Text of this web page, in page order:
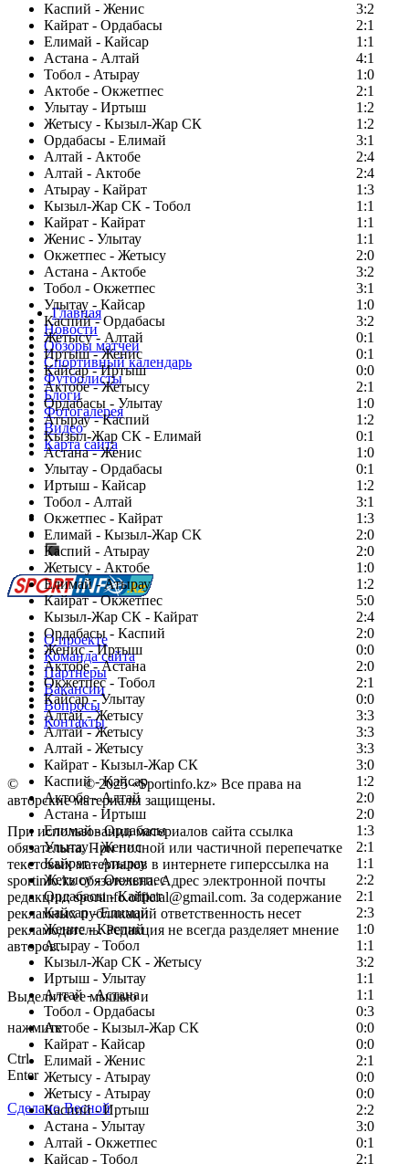
Каспий - Женис
3:2
Кайрат - Ордабасы
2:1
Елимай - Кайсар
1:1
Астана - Алтай
4:1
Тобол - Атырау
1:0
Актобе - Окжетпес
2:1
Улытау - Иртыш
1:2
Жетысу - Кызыл-Жар СК
1:2
Ордабасы - Елимай
3:1
Алтай - Актобе
2:4
Алтай - Актобе
2:4
Атырау - Кайрат
1:3
Кызыл-Жар СК - Тобол
1:1
Кайрат - Кайрат
1:1
Женис - Улытау
1:1
Окжетпес - Жетысу
2:0
Астана - Актобе
3:2
Тобол - Окжетпес
3:1
Улытау - Кайсар
1:0
Каспий - Ордабасы
3:2
Жетысу - Алтай
0:1
Иртыш - Женис
0:1
Кайсар - Иртыш
0:0
Актобе - Жетысу
2:1
Ордабасы - Улытау
1:0
Атырау - Каспий
1:2
Кызыл-Жар СК - Елимай
0:1
Астана - Женис
1:0
Улытау - Ордабасы
0:1
Иртыш - Кайсар
1:2
Тобол - Алтай
3:1
Окжетпес - Кайрат
1:3
Елимай - Кызыл-Жар СК
2:0
Каспий - Атырау
2:0
Жетысу - Актобе
1:0
Елимай - Атырау
1:2
Кайрат - Окжетпес
5:0
Кызыл-Жар СК - Кайрат
2:4
Ордабасы - Каспий
2:0
Женис - Иртыш
0:0
Актобе - Астана
2:0
Окжетпес - Тобол
2:1
Кайсар - Улытау
0:0
Алтай - Жетысу
3:3
Алтай - Жетысу
3:3
Алтай - Жетысу
3:3
Кайрат - Кызыл-Жар СК
3:0
Каспий - Кайсар
1:2
Актобе - Алтай
2:0
Астана - Иртыш
2:0
Елимай - Ордабасы
1:3
Улытау - Женис
2:1
Кайрат - Атырау
1:1
Жетысу - Окжетпес
2:2
Ордабасы - Кайрат
2:1
Кайсар - Елимай
2:3
Женис - Каспий
1:0
Атырау - Тобол
1:1
Кызыл-Жар СК - Жетысу
3:2
Иртыш - Улытау
1:1
Алтай - Астана
1:1
Тобол - Ордабасы
0:3
Актобе - Кызыл-Жар СК
0:0
Кайрат - Кайсар
0:0
Елимай - Женис
2:1
Жетысу - Атырау
0:0
Жетысу - Атырау
0:0
Каспий - Иртыш
2:2
Астана - Улытау
3:0
Алтай - Окжетпес
0:1
Кайсар - Тобол
2:1
Главная
Новости
Обзоры матчей
Спортивный календарь
Футболисты
Блоги
Фотогалерея
Видео
Карта сайта
Есть идея?
Сообщить о мероприятии
Перейти на старый сайт
О проекте
Команда сайта
Партнеры
Вакансии
Вопросы
Контакты
© Copyright© 2025 «Sportinfo.kz» Все права на
авторские материалы защищены.
При использовании материалов сайта ссылка
обязательна. При полной или частичной перепечатке
текстовых материалов в интернете гиперссылка на
sportinfo.kz обязательна. Адрес электронной почты
редакции: sportinfo.official@gmail.com. За содержание
рекламных публикаций ответственность несет
рекламодатель. Редакция не всегда разделяет мнение
авторов.
Заметили ошибку в тексте?
Выделите ее мышью и
нажмите
Ctrl
Enter
Сделано Весной